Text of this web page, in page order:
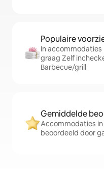
Populaire
In accommodaties
graag Zelf
Barbecue/grill
Gemiddelde
Accommodaties in
beoordeeld door